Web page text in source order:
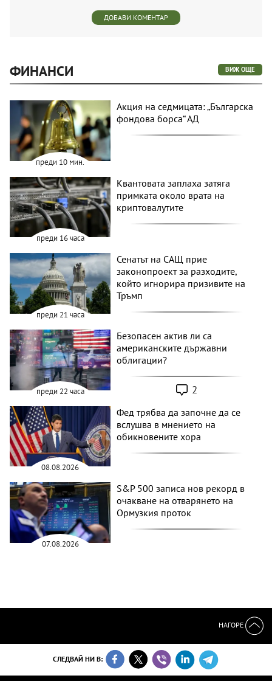
ДОБАВИ КОМЕНТАР
ФИНАНСИ ВИЖ ОЩЕ
преди 10 мин.
Акция на седмицата: „Българска
фондова борса“ АД
преди 16 часа
Квантовата заплаха затяга
примката около врата на
криптовалутите
преди 21 часа
Сенатът на САЩ прие
законопроект за разходите,
който игнорира призивите на
Тръмп
преди 22 часа
Безопасен актив ли са
американските държавни
облигации?
2
08.08.2026
Фед трябва да започне да се
вслушва в мнението на
обикновените хора
07.08.2026
S&P 500 записа нов рекорд в
очакване на отварянето на
Ормузкия проток
НАГОРЕ
СЛЕДВАЙ НИ В: